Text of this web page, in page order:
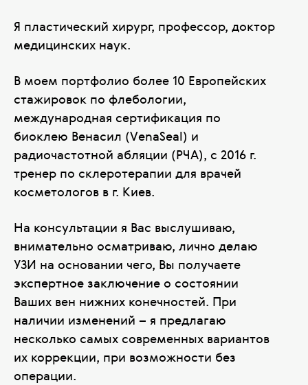
Я пластический хирург, профессор, доктор
медицинских наук.
В моем портфолио более 10 Европейских
стажировок по флебологии,
международная сертификация по
биоклею Венасил (VеnaSeal) и
радиочастотной абляции (РЧА), с 2016 г.
тренер по склеротерапии для врачей
косметологов в г. Киев.
На консультации я Вас выслушиваю,
внимательно осматриваю, лично делаю
УЗИ на основании чего, Вы получаете
экспертное заключение о состоянии
Ваших вен нижних конечностей. При
наличии изменений – я предлагаю
несколько самых современных вариантов
их коррекции, при возможности без
операции.